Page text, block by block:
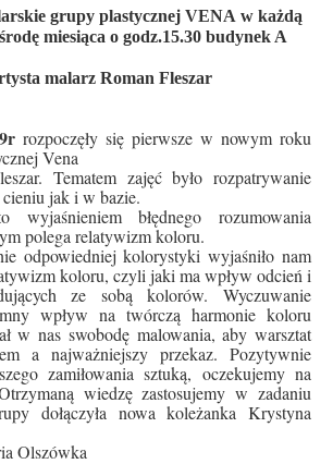
grupy plastycznej VENA w każdą
miesiąca o godz.15.30 budynek A
malarz Roman Fleszar
rozpoczęły się pierwsze w nowym roku
Vena
Tematem zajęć było rozpatrywanie
jak i w bazie.
wyjaśnieniem błędnego rozumowania
polega relatywizm koloru.
odpowiedniej kolorystyki wyjaśniło nam
koloru, czyli jaki ma wpływ odcień i
ze sobą kolorów. Wyczuwanie
wpływ na twórczą harmonie koloru
w nas swobodę malowania, aby warsztat
a najważniejszy przekaz. Pozytywnie
zamiłowania sztuką, oczekujemy na
wiedzę zastosujemy w zadaniu
dołączyła nowa koleżanka Krystyna
Olszówka